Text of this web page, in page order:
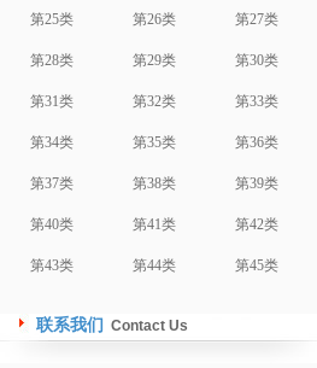
第25类 第26类 第27类
第28类 第29类 第30类
第31类 第32类 第33类
第34类 第35类 第36类
第37类 第38类 第39类
第40类 第41类 第42类
第43类 第44类 第45类
联系我们 Contact Us